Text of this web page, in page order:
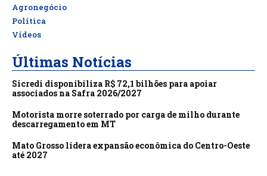
Agronegócio
Política
Vídeos
Últimas Notícias
Sicredi disponibiliza R$ 72,1 bilhões para apoiar
associados na Safra 2026/2027
Motorista morre soterrado por carga de milho durante
descarregamento em MT
Mato Grosso lidera expansão econômica do Centro-Oeste
até 2027